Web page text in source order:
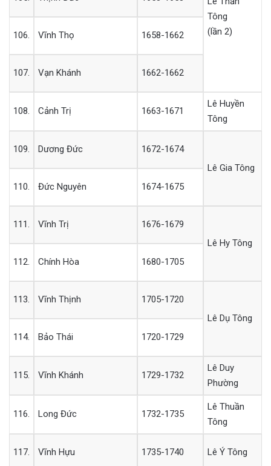
Tông
(lần 2)
106. Vĩnh Thọ 1658-1662
107. Vạn Khánh 1662-1662
108. Cảnh Trị 1663-1671
Lê Huyền
Tông
109. Dương Đức
1672-1674
Lê Gia Tông
110.
Đức Nguyên 1674-1675
111. Vĩnh Trị
1676-1679
Lê Hy Tông
112.
Chính Hòa 1680-1705
113. Vĩnh Thịnh
1705-1720
Lê Dụ Tông
114.
Bảo Thái 1720-1729
115. Vĩnh Khánh 1729-1732
Lê Duy
Phường
116. Long Đức 1732-1735
Lê Thuần
Tông
117. Vĩnh Hựu 1735-1740 Lê Ý Tông